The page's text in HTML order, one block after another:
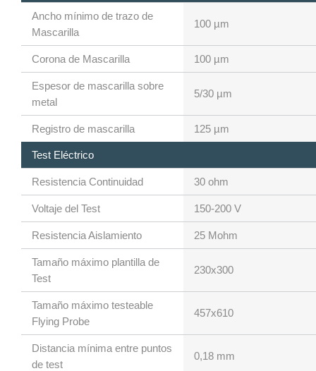
Ancho mínimo de trazo de
Mascarilla
100 µm
Corona de Mascarilla 100 µm
Espesor de mascarilla sobre
metal
5/30 µm
Registro de mascarilla 125 µm
Test Eléctrico
Resistencia Continuidad 30 ohm
Voltaje del Test 150-200 V
Resistencia Aislamiento 25 Mohm
Tamaño máximo plantilla de
Test
230x300
Tamaño máximo testeable
Flying Probe
457x610
Distancia mínima entre puntos
de test
0,18 mm